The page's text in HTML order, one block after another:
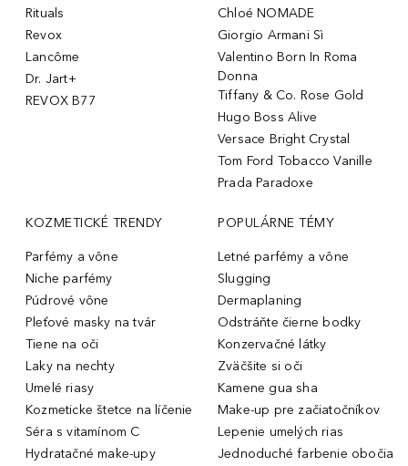
Rituals
Revox
Lancôme
Dr. Jart+
REVOX B77
Chloé NOMADE
Giorgio Armani Sì
Valentino Born In Roma
Donna
Tiffany & Co. Rose Gold
Hugo Boss Alive
Versace Bright Crystal
Tom Ford Tobacco Vanille
Prada Paradoxe
KOZMETICKÉ TRENDY
Parfémy a vône
Niche parfémy
Púdrové vône
Pleťové masky na tvár
Tiene na oči
Laky na nechty
Umelé riasy
Kozmeticke štetce na líčenie
Séra s vitamínom C
Hydratačné make-upy
POPULÁRNE TÉMY
Letné parfémy a vône
Slugging
Dermaplaning
Odstráňte čierne bodky
Konzervačné látky
Zväčšite si oči
Kamene gua sha
Make-up pre začiatočníkov
Lepenie umelých rias
Jednoduché farbenie obočia